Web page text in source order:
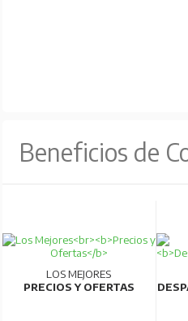
Beneficios de
LOS MEJORES
PRECIOS Y OFERTAS